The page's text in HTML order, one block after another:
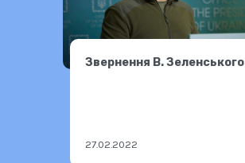
Звернення В. Зеленського
27.02.2022